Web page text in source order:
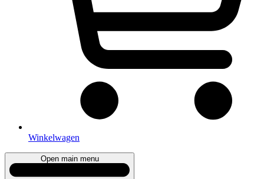
Winkelwagen
Open main menu